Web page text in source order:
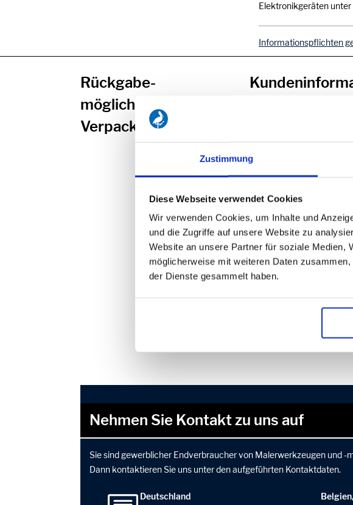
Zustimmung
Diese Webseite verwendet Cookies
Wir verwenden Cookies, um Inhalte und
und die Zugriffe auf unsere Website zu
Website an unsere Partner für soziale Medien,
möglicherweise mit weiteren Daten
der Dienste gesammelt haben.
Elektronikgeräten
Informationspflichten
Rückgabe-
möglichkeit von
Verpackungen
Verkaufs- und
Verkaufsverpackungen
Die vorgenannten
restentleerte
Nähere Informationen
Die Verpackungen
Nehmen Sie Kontakt zu uns auf
Sie sind gewerblicher Endverbraucher von Malerwerkzeugen und
Dann kontaktieren Sie uns unter den aufgeführten Kontaktdaten.
Deutschland